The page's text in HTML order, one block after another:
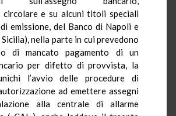
circolare e su alcuni titoli speciali
emissione, del Banco di Napoli e
nella parte in cui prevedono
di mancato pagamento di un
per difetto di provvista, la
l’avvio delle procedure di
ad emettere assegni
alla centrale di allarme